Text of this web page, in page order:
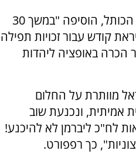
יוכי רפפורט, מנכ"לית נשות הכותל, הוסיפה "במשך 30
קודש עבור זכויות תפילה
הכרה באופציה ליהדות
מוותרת על החלום
אמיתית, ונכנעת שוב
לח"כ ליברמן לא להיכנע!
כך רפפורט.